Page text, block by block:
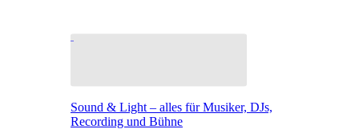
Sound & Light – alles für Musiker, DJs,
Recording und Bühne